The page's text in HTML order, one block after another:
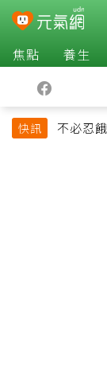
焦點 養生
快訊
不必忍